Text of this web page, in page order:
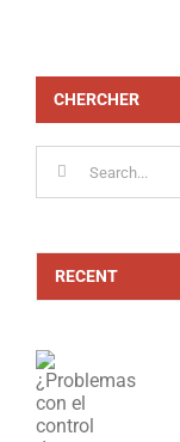
CHERCHER
RECENT